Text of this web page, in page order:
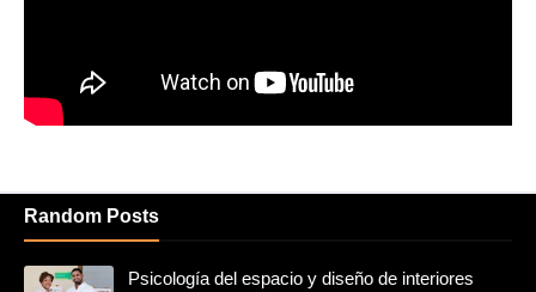
Random Posts
Psicología del espacio y diseño de interiores